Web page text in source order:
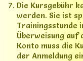
Die Kursgebühr
werden. Sie ist
Trainingsstunde
Überweisung auf
Konto muss die
der Anmeldung